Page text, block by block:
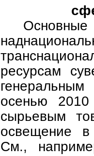
ресурсам
осенью
сырьевым
освещение в
См.,